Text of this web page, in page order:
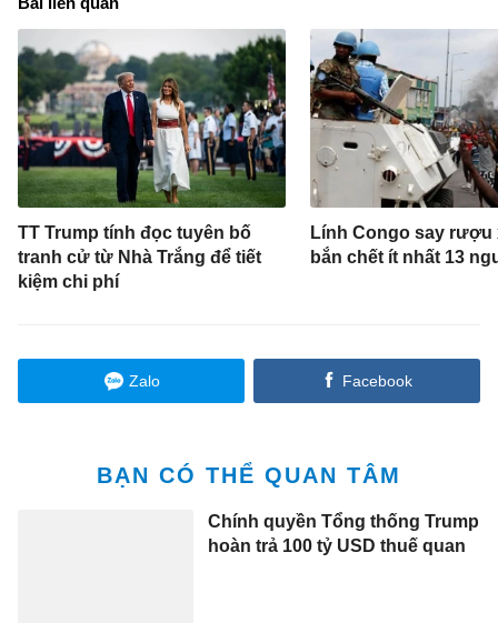
TT Trump tính đọc tuyên bố
tranh cử từ Nhà Trắng để tiết
kiệm chi phí
Lính Congo say rượu
bắn chết ít nhất 13
Zalo Facebook
BẠN CÓ THỂ QUAN TÂM
Chính quyền Tổng thống Trump
hoàn trả 100 tỷ USD thuế quan